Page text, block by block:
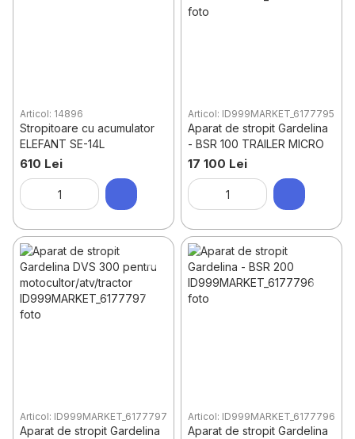
Articol: 14896
Stropitoare cu acumulator
ELEFANT SE-14L
610 Lei
Articol: ID999MARKET_6177795
Aparat de stropit Gardelina
- BSR 100 TRAILER MICRO
17 100 Lei
Articol: ID999MARKET_6177797
Aparat de stropit Gardelina
Articol: ID999MARKET_6177796
Aparat de stropit Gardelina